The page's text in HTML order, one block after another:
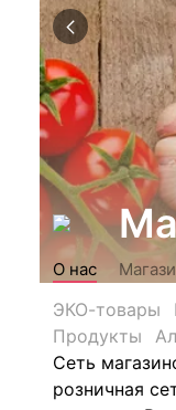
О нас
ЭКО-товары
Продукты
Сеть
розничная